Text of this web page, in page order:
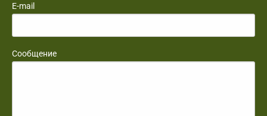
E-mail
Сообщение